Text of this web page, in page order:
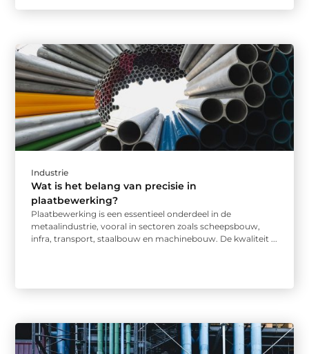
Industrie
Wat is het belang van precisie in
plaatbewerking?
Plaatbewerking is een essentieel onderdeel in de
metaalindustrie, vooral in sectoren zoals scheepsbouw,
infra, transport, staalbouw en machinebouw. De kwaliteit ...